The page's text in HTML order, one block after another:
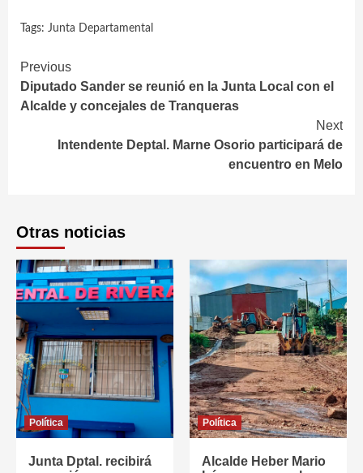
Tags: Junta Departamental
Continue
Reading
Previous
Diputado Sander se reunió en la Junta Local con el
Alcalde y concejales de Tranqueras
Next
Intendente Deptal. Marne Osorio participará de
encuentro en Melo
Otras noticias
Política
Junta Dptal. recibirá
Política
Alcalde Heber Mario